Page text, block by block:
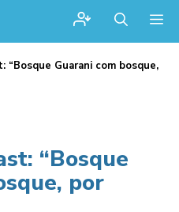
“Bosque Guarani com bosque,
“Bosque
por